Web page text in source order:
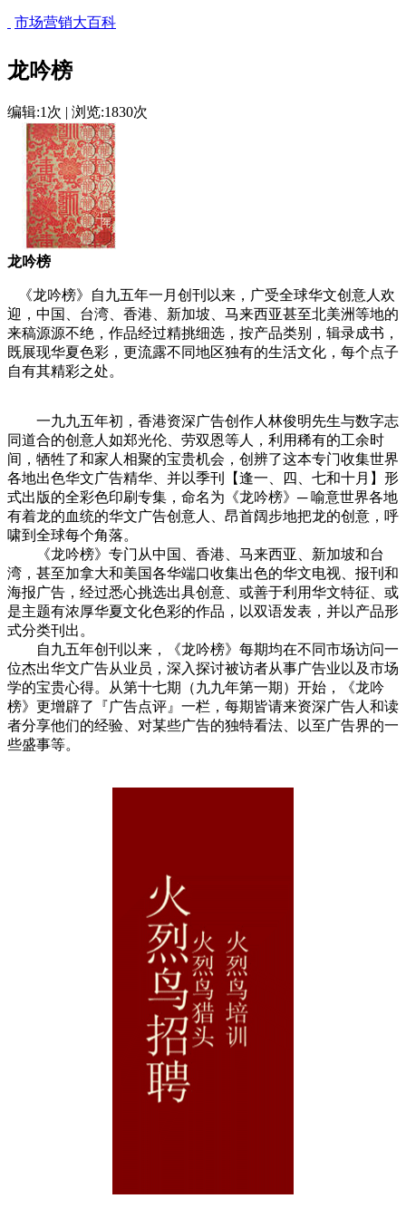
市场营销大百科
龙吟榜
编辑:1次 | 浏览:1830次
龙吟榜
《龙吟榜》自九五年一月创刊以来，广受全球华文创意人欢
迎，中国、台湾、香港、新加坡、马来西亚甚至北美洲等地的
来稿源源不绝，作品经过精挑细选，按产品类别，辑录成书，
既展现华夏色彩，更流露不同地区独有的生活文化，每个点子
自有其精彩之处。
一九九五年初，香港资深广告创作人林俊明先生与数字志
同道合的创意人如郑光伦、劳双恩等人，利用稀有的工余时
间，牺牲了和家人相聚的宝贵机会，创辨了这本专门收集世界
各地出色华文广告精华、并以季刊【逢一、四、七和十月】形
式出版的全彩色印刷专集，命名为《龙吟榜》─ 喻意世界各地
有着龙的血统的华文广告创意人、昂首阔步地把龙的创意，呼
啸到全球每个角落。
《龙吟榜》专门从中国、香港、马来西亚、新加坡和台
湾，甚至加拿大和美国各华端口收集出色的华文电视、报刊和
海报广告，经过悉心挑选出具创意、或善于利用华文特征、或
是主题有浓厚华夏文化色彩的作品，以双语发表，并以产品形
式分类刊出。
自九五年创刊以来，《龙吟榜》每期均在不同市场访问一
位杰出华文广告从业员，深入探讨被访者从事广告业以及市场
学的宝贵心得。从第十七期（九九年第一期）开始，《龙吟
榜》更增辟了『广告点评』一栏，每期皆请来资深广告人和读
者分享他们的经验、对某些广告的独特看法、以至广告界的一
些盛事等。